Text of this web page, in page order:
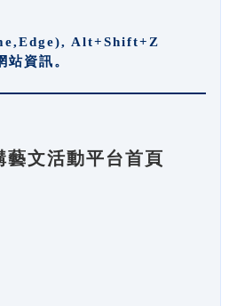
Alt+Shift+Z
資訊。
藝文活動平台首頁